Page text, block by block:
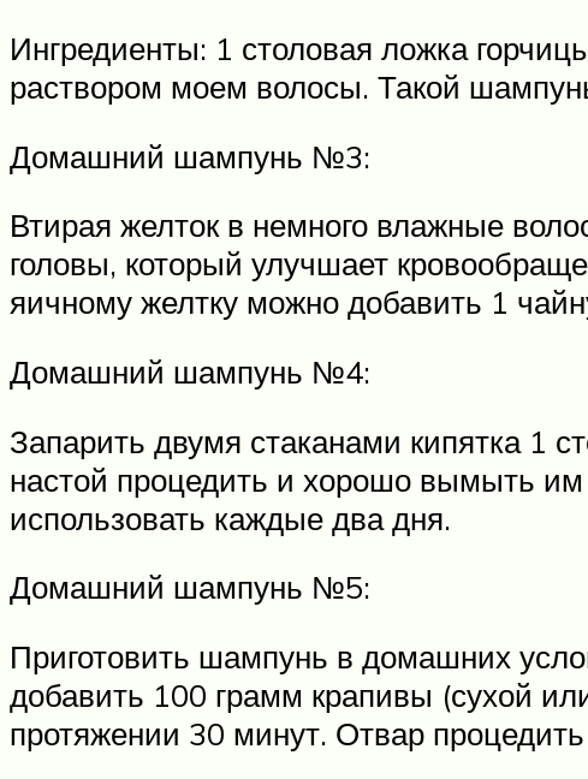
Ингредиенты: 1 столовая ложка
раствором моем волосы. Такой
Домашний шампунь №3:
Втирая желток в немного влажные
головы, который улучшает
яичному желтку можно добавить 1
Домашний шампунь №4:
Запарить двумя стаканами кипятка 1
настой процедить и хорошо вымыть им
использовать каждые два дня.
Домашний шампунь №5:
Приготовить шампунь в домашних
добавить 100 грамм крапивы (сухой
протяжении 30 минут. Отвар